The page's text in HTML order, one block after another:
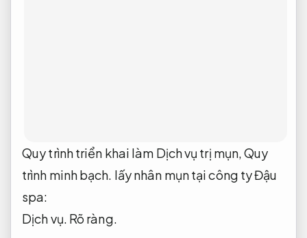
Quy trình triển khai làm Dịch vụ trị mụn,Quy
trình minh bạch. lấy nhân mụn tại công ty Đậu
spa:
Dịch vụ. Rõ ràng.